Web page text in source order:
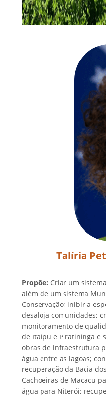
Talíria
Propõe: Criar um
além de um sistema
Conservação; inibir a
desaloja comunidades;
monitoramento de
de Itaipu e Piratininga e
obras de infraestrutura
água entre as lagoas;
recuperação da Bacia
Cachoeiras de Macacu
água para Niterói;